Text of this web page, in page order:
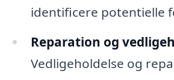
identificere potentielle
Reparation og
Vedligeholdelse og